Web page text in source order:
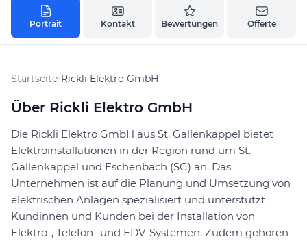
Portrait Kontakt Bewertungen Offerte
Startseite/Rickli Elektro GmbH
Über Rickli Elektro GmbH
Die Rickli Elektro GmbH aus St. Gallenkappel bietet
Elektroinstallationen in der Region rund um St.
Gallenkappel und Eschenbach (SG) an. Das
Unternehmen ist auf die Planung und Umsetzung von
elektrischen Anlagen spezialisiert und unterstützt
Kundinnen und Kunden bei der Installation von
Elektro-, Telefon- und EDV-Systemen. Zudem gehören